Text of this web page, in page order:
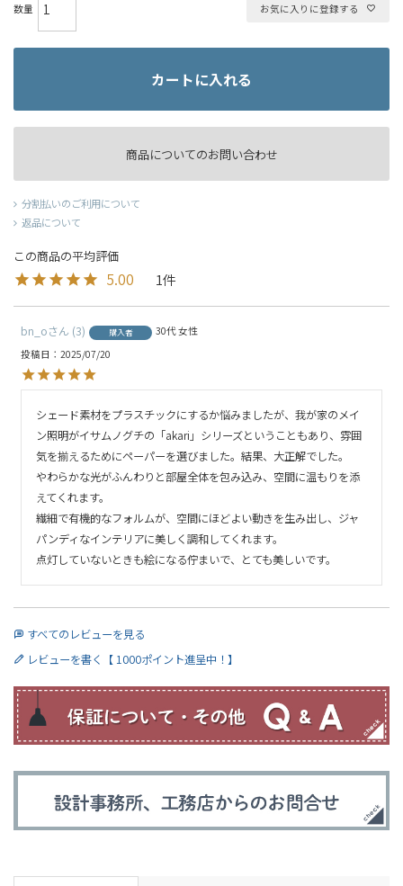
お気に入りに登録する
カートに入れる
商品についてのお問い合わせ
分割払いのご利用について
返品について
5.00 1
bn_o 3 購入者 30代女性
投稿日
2025/07/20
シェード素材をプラスチックにするか悩みましたが、我が家のメイ
ン照明がイサムノグチの「akari」シリーズということもあり、雰囲
気を揃えるためにペーパーを選びました。結果、大正解でした。
やわらかな光がふんわりと部屋全体を包み込み、空間に温もりを添
えてくれます。
繊細で有機的なフォルムが、空間にほどよい動きを生み出し、ジャ
パンディなインテリアに美しく調和してくれます。
点灯していないときも絵になる佇まいで、とても美しいです。
すべてのレビューを見る
レビューを書く【 1000ポイント進呈中！】